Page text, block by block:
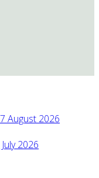
August 2026
2026